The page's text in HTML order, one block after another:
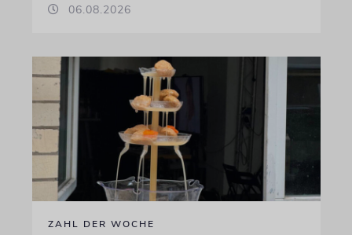
06.08.2026
ZAHL DER WOCHE